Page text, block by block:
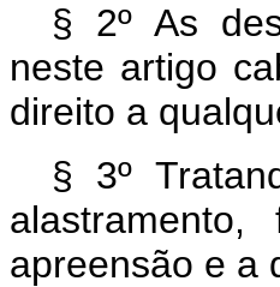
§ 2º As
neste artigo
direito a
§ 3º
apreensão e a